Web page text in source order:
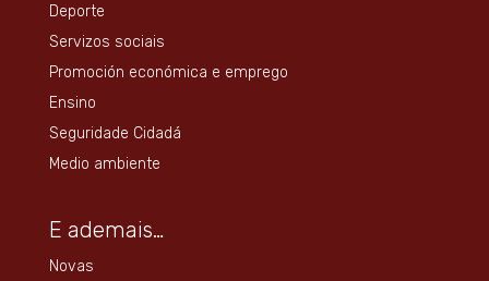
Deporte
Servizos sociais
Promoción económica e emprego
Ensino
Seguridade Cidadá
Medio ambiente
E ademais…
Novas